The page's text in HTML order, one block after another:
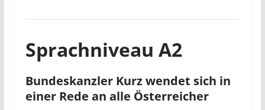
Sprachniveau A2
Bundeskanzler Kurz wendet sich in
einer Rede an alle Österreicher